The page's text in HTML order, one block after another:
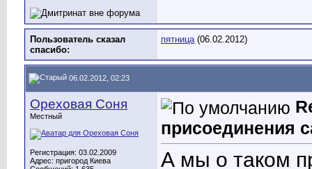
Пользователь сказал
cпасибо:
пятница(06.02.2012)
06.02.2012, 02:23
Ореховая Соня
Местный
Регистрация: 03.02.2009
Адрес: пригород Киева
присоединения
А мы о таком